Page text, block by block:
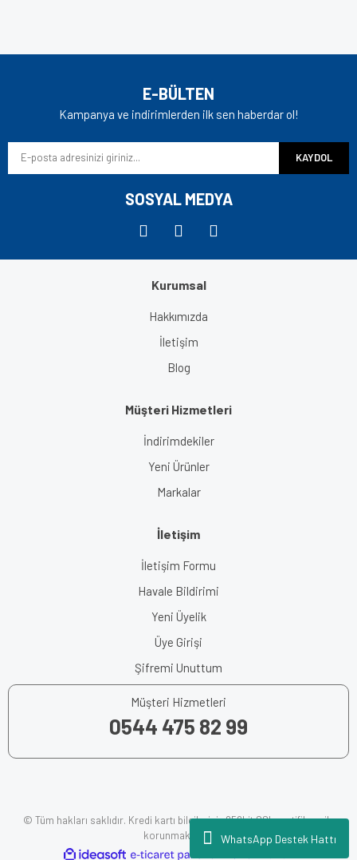
WhatsApp Destek Hattı
Ürün resmi kalitesiz, bozuk veya görüntülenemiyor.
Ürün açıklamasında eksik bilgiler bulunuyor.
Ürün fiyatı diğer sitelerden daha pahalı.
E-BÜLTEN
Kampanya ve indirimlerden ilk sen haberdar ol!
KAYDOL
SOSYAL MEDYA
Kurumsal
Hakkımızda
İletişim
Blog
Müşteri Hizmetleri
İndirimdekiler
Yeni Ürünler
Markalar
İletişim
İletişim Formu
Havale Bildirimi
Yeni Üyelik
Üye Girişi
Şifremi Unuttum
Müşteri Hizmetleri
0544 475 82 99
© Tüm hakları saklıdır. Kredi kartı bilgileriniz 256bit SSL sertifikası ile
korunmaktadır.
ideasoft